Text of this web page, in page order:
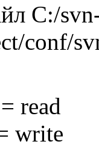
C:/
conf/
read
write